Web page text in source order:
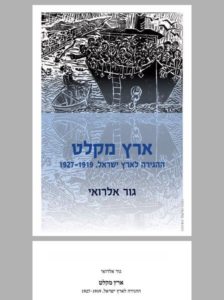
ארץ מקלט : ההגירה לארץ ישראל, 1927-1919 ... 0